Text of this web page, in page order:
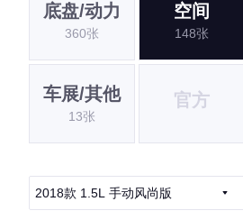
底盘/动力
360张
空间
148张
车展/其他
13张
官方
2018款 1.5L 手动风尚版